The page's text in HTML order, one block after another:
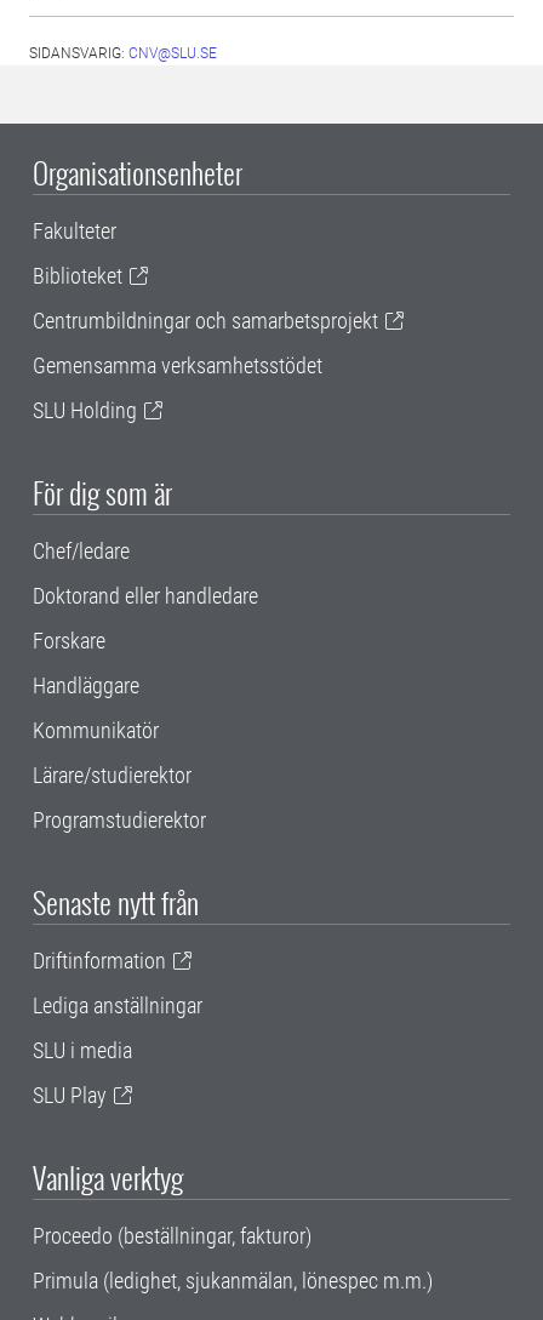
SIDANSVARIG: CNV@SLU.SE
Organisationsenheter
Fakulteter
Biblioteket
Centrumbildningar och samarbetsprojekt
Gemensamma verksamhetsstödet
SLU Holding
För dig som är
Chef/ledare
Doktorand eller handledare
Forskare
Handläggare
Kommunikatör
Lärare/studierektor
Programstudierektor
Senaste nytt från
Driftinformation
Lediga anställningar
SLU i media
SLU Play
Vanliga verktyg
Proceedo (beställningar, fakturor)
Primula (ledighet, sjukanmälan, lönespec m.m.)